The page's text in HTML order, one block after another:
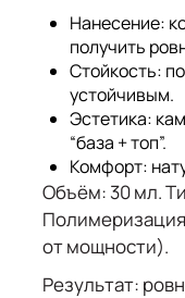
Нанесение:
получить
Стойкость:
устойчивым.
Эстетика:
“база + топ”.
Комфорт:
Объём:30 мл.
от мощности).
Результат: